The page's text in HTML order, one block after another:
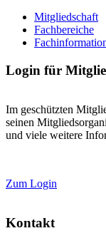
Mitgliedschaft
Fachbereiche
Login für
Im geschützten
seinen
und viele weitere
Zum Login
Kontakt